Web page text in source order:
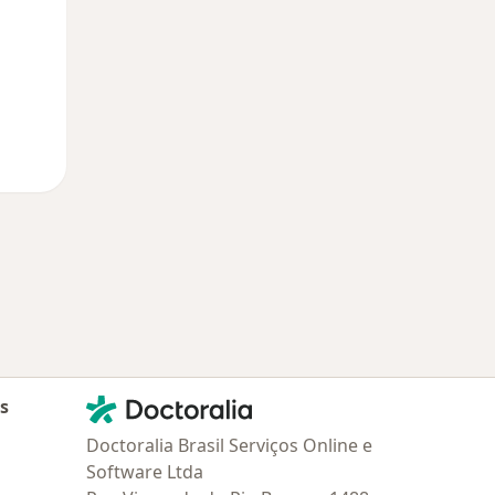
Contato
Doctoralia - Homepage
Doctoralia Brasil Serviços Online e
Software Ltda